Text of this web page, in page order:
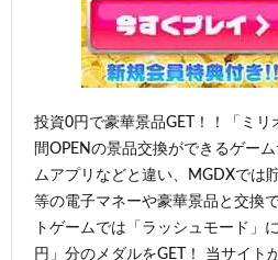
投資0円で豪華景品GET！！「ミ
間OPENの景品交換ができるゲー
ムアプリなどと違い、MGDXでは
等の電子マネーや豪華景品と交換
トゲームでは「ラッシュモード」
円」分のメダルをGET！ 当サイト